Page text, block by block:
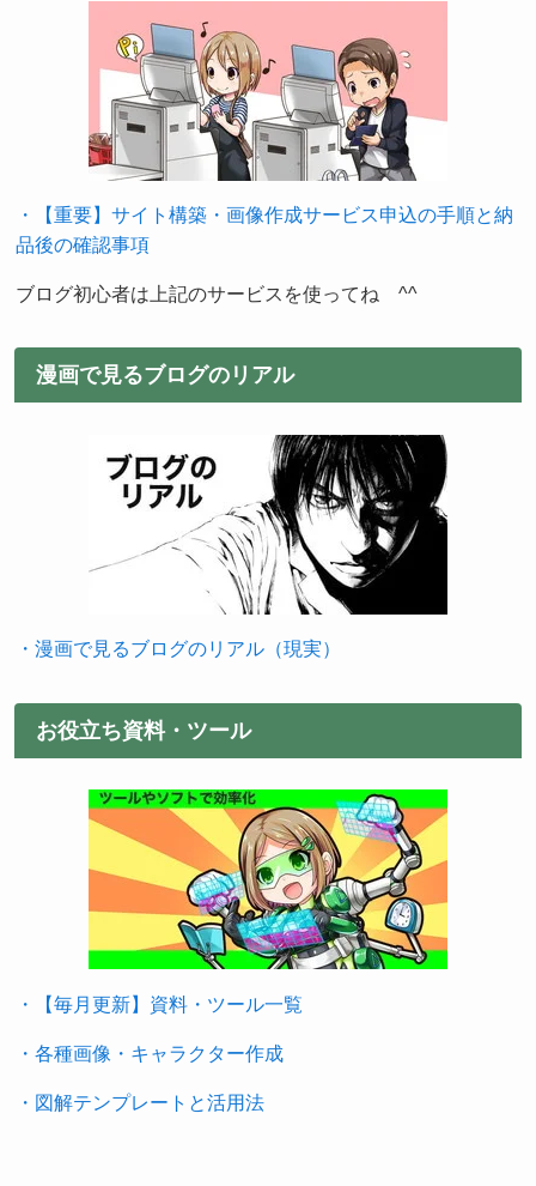
・【重要】サイト構築・画像作成サービス申込の手順と納
品後の確認事項
ブログ初心者は上記のサービスを使ってね ^^
漫画で見るブログのリアル
・漫画で見るブログのリアル（現実）
お役立ち資料・ツール
・【毎月更新】資料・ツール一覧
・各種画像・キャラクター作成
・図解テンプレートと活用法